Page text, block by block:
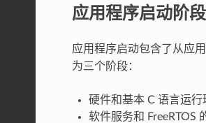
应用程序启动阶段
应用程序启动包含了从应
为三个阶段：
硬件和基本 C 语言运行
软件服务和 FreeRTOS